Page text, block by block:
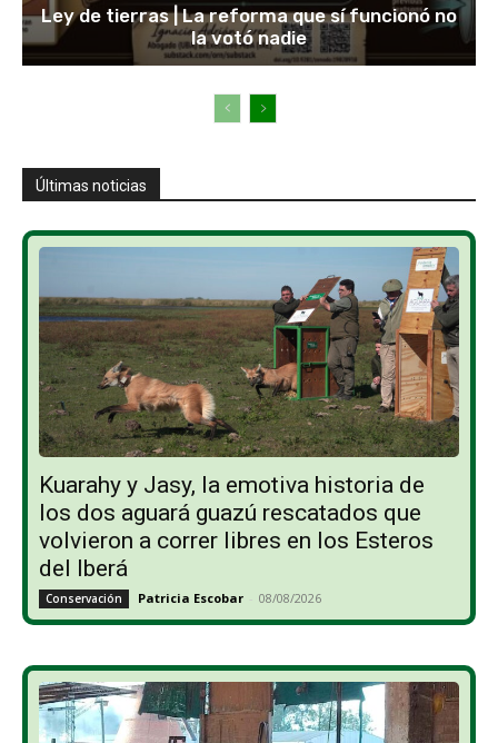
Ley de tierras | La reforma que sí funcionó no
la votó nadie
Últimas noticias
Kuarahy y Jasy, la emotiva historia de
los dos aguará guazú rescatados que
volvieron a correr libres en los Esteros
del Iberá
Conservación Patricia Escobar - 08/08/2026